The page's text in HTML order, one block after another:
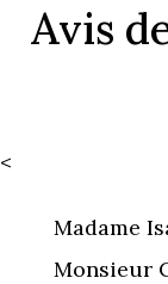
Avis
<
Madame
Monsieur